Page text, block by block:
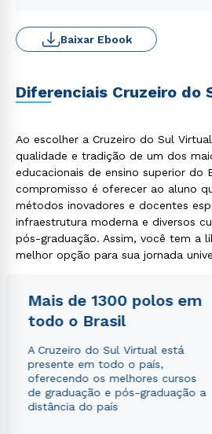
Baixar Ebook
Diferenciais Cruzeiro do
Ao escolher a Cruzeiro do Sul
qualidade e tradição de um dos
educacionais de ensino superior do
compromisso é oferecer ao aluno
métodos inovadores e docentes
infraestrutura moderna e diversos
pós-graduação. Assim, você tem a
melhor opção para sua jornada
Mais de 1300 polos em
todo o Brasil
A Cruzeiro do Sul Virtual está
presente em todo o país,
oferecendo os melhores cursos
de graduação e pós-graduação a
distância do país
Rápido e fácil
WhatsApp
Estou de acordo com aPolítica de
autorizo que meus dados sejam